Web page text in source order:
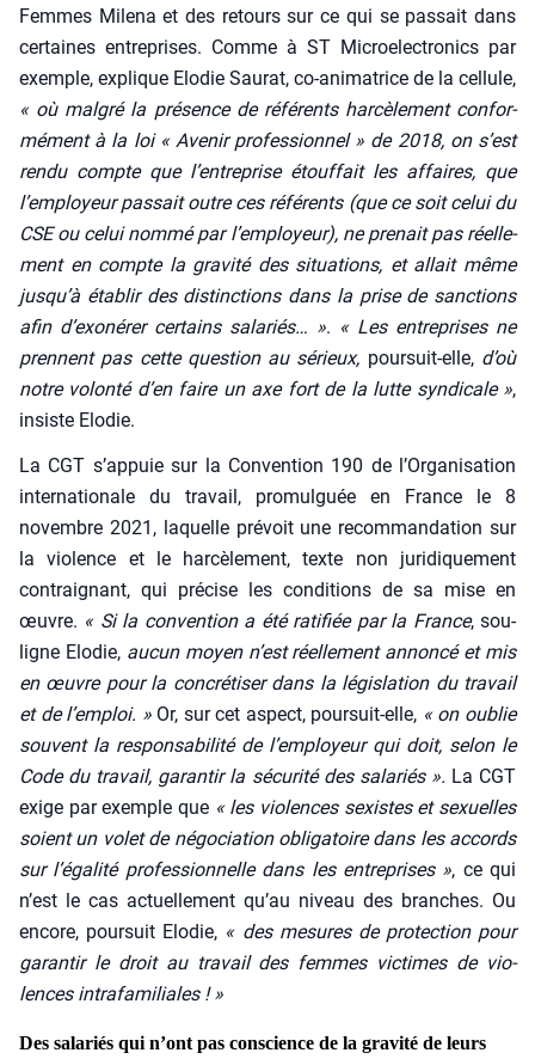
Femmes Mile­na et des retours sur ce qui se pas­sait dans
cer­taines entre­prises. Comme à ST Microe­lec­tro­nics par
exemple, explique Elo­die Sau­rat, co-ani­ma­trice de la cel­lule,
« où mal­gré la pré­sence de réfé­rents har­cè­le­ment confor­
mé­ment à la loi « Ave­nir pro­fes­sion­nel » de 2018, on s’est
ren­du compte que l’entreprise étouf­fait les affaires, que
l’employeur pas­sait outre ces réfé­rents (que ce soit celui du
CSE ou celui nom­mé par l’employeur), ne pre­nait pas réel­le­
ment en compte la gra­vi­té des situa­tions, et allait même
jusqu’à éta­blir des dis­tinc­tions dans la prise de sanc­tions
afin d’exonérer cer­tains sala­riés… ». « Les entre­prises ne
prennent pas cette ques­tion au sérieux, pour­suit-elle, d’où
notre volon­té d’en faire un axe fort de la lutte syn­di­cale »,
insiste Elo­die.
La CGT s’appuie sur la Conven­tion 190 de l’Organisation
inter­na­tio­nale du tra­vail, pro­mul­guée en France le 8
novembre 2021, laquelle pré­voit une recom­man­da­tion sur
la vio­lence et le har­cè­le­ment, texte non juri­di­que­ment
contrai­gnant, qui pré­cise les condi­tions de sa mise en
œuvre. « Si la conven­tion a été rati­fiée par la France, sou­
ligne Elo­die, aucun moyen n’est réel­le­ment annon­cé et mis
en œuvre pour la concré­ti­ser dans la légis­la­tion du tra­vail
et de l’emploi. »Or, sur cet aspect, pour­suit-elle, « on oublie
sou­vent la res­pon­sa­bi­li­té de l’employeur qui doit, selon le
Code du tra­vail, garan­tir la sécu­ri­té des sala­riés ». La CGT
exige par exemple que « les vio­lences sexistes et sexuelles
soient un volet de négo­cia­tion obli­ga­toire dans les accords
sur l’égalité pro­fes­sion­nelle dans les entre­prises », ce qui
n’est le cas actuel­le­ment qu’au niveau des branches. Ou
encore, pour­suit Elo­die, « des mesures de pro­tec­tion pour
garan­tir le droit au tra­vail des femmes vic­times de vio­
lences intra­fa­mi­liales ! »
Des salariés qui n’ont pas conscience de la gravité de leurs